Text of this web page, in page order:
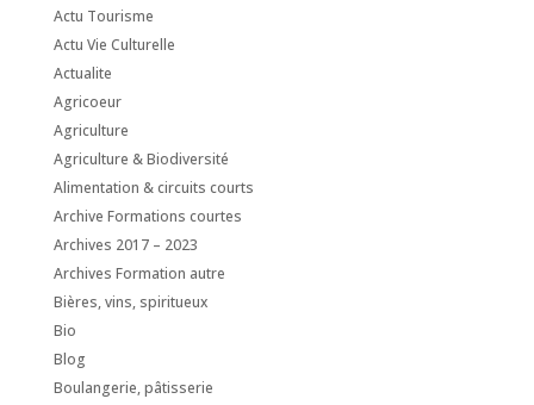
Actu Tourisme
Actu Vie Culturelle
Actualite
Agricoeur
Agriculture
Agriculture & Biodiversité
Alimentation & circuits courts
Archive Formations courtes
Archives 2017 – 2023
Archives Formation autre
Bières, vins, spiritueux
Bio
Blog
Boulangerie, pâtisserie